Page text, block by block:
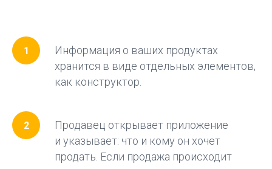
Информация о ваших продуктах
хранится в виде отдельных элементов,
как конструктор.
Продавец открывает приложение
и указывает: что и кому он хочет
продать. Если продажа происходит